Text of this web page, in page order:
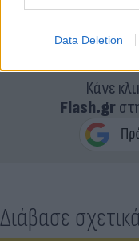
Data Deletion
αυτούς τους
την γυναίκα για
Κάνε
Flash.gr
Διάβασε